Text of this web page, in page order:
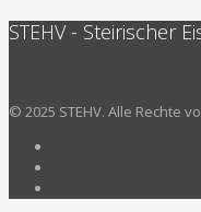
STEHV - Steirischer
© 2025 STEHV. Alle Rechte